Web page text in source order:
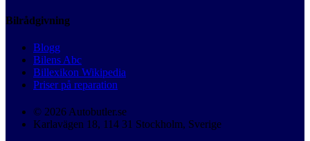
Bilrådgivning
Blogg
Bilens Abc
Billexikon Wikipedia
Priser på reparation
© 2026 Autobutler.se
Karlavägen 18, 114 31 Stockholm, Sverige